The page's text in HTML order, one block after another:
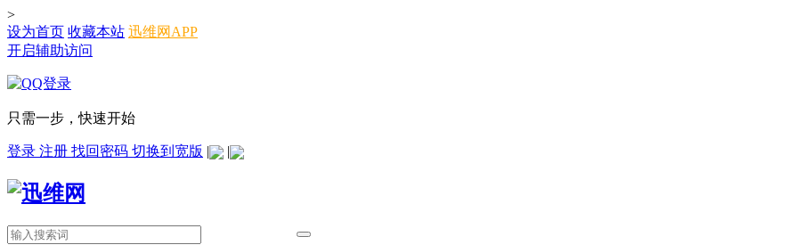
>
设为首页 收藏本站 迅维网APP
开启辅助访问
只需一步，快速开始
登录 注册 找回密码 切换到宽版 | |